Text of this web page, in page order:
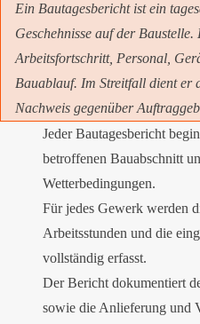
Ein Bautagesbericht ist ein
Geschehnisse auf der
Arbeitsfortschritt, Personal,
Bauablauf. Im Streitfall dient er
Nachweis gegenüber
Jeder Bautagesbericht
betroffenen Bauabschnitt
Wetterbedingungen.
Für jedes Gewerk werden
Arbeitsstunden und die
vollständig erfasst.
Der Bericht dokumentiert
sowie die Anlieferung und